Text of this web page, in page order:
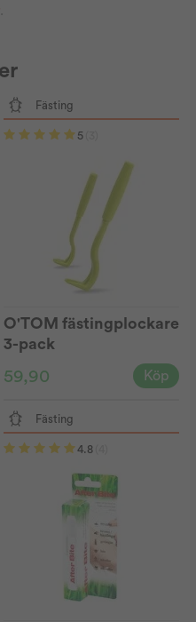
Fästing
5
O'TOM fästingplockare
3-pack
59,90 Köp
Fästing
4.8